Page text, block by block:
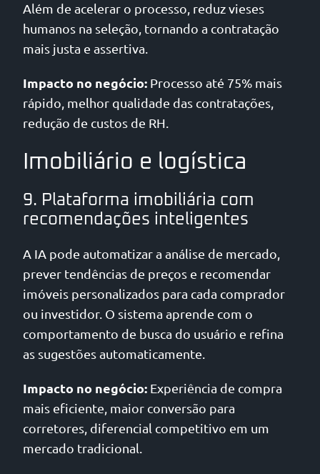
Além de acelerar o processo, reduz vieses
humanos na seleção, tornando a contratação
mais justa e assertiva.
Impacto no negócio: Processo até 75% mais
rápido, melhor qualidade das contratações,
redução de custos de RH.
Imobiliário e logística
9. Plataforma imobiliária com
recomendações inteligentes
A IA pode automatizar a análise de mercado,
prever tendências de preços e recomendar
imóveis personalizados para cada comprador
ou investidor. O sistema aprende com o
comportamento de busca do usuário e refina
as sugestões automaticamente.
Impacto no negócio: Experiência de compra
mais eficiente, maior conversão para
corretores, diferencial competitivo em um
mercado tradicional.